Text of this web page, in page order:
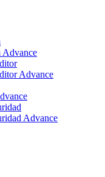
Advance
Advance
Advance